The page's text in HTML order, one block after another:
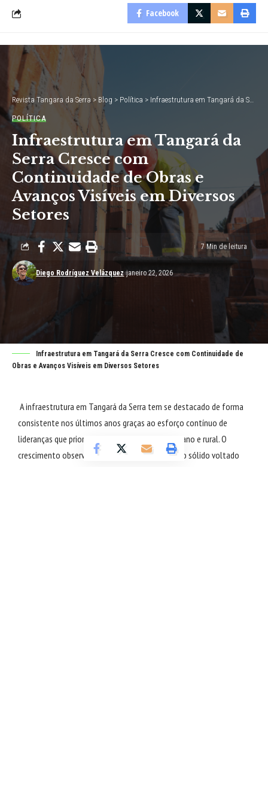
Facebook
Revista Tangara da Serra > Blog > Política > Infraestrutura em Tangará da Serra Cresce com Continuidade de Obras e Avanços Visíveis em Diversos Setores
POLÍTICA
Infraestrutura em Tangará da
Serra Cresce com
Continuidade de Obras e
Avanços Visíveis em Diversos
Setores
Diego Rodríguez Velázquez janeiro 22, 2026
7 Min de leitura
Infraestrutura em Tangará da Serra Cresce com Continuidade de
Obras e Avanços Visíveis em Diversos Setores
A infraestrutura em Tangará da Serra tem se destacado de forma
consistente nos últimos anos graças ao esforço contínuo de
lideranças que priorizam o desenvolvimento urbano e rural. O
crescimento observado reflete um planejamento sólido voltado